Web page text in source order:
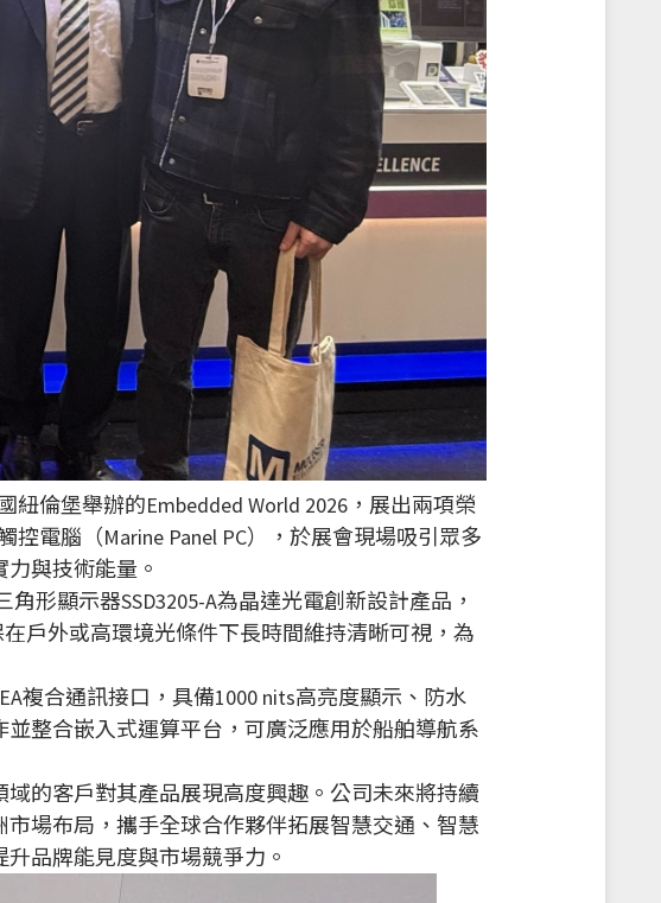
倫堡舉辦的Embedded World 2026，展出兩項榮
電腦（Marine Panel PC），於展會現場吸引眾多
與技術能量。
形顯示器SSD3205-A為晶達光電創新設計產品，
戶外或高環境光條件下長時間維持清晰可視，為
複合通訊接口，具備1000 nits高亮度顯示、防水
整合嵌入式運算平台，可廣泛應用於船舶導航系
的客戶對其產品展現高度興趣。公司未來將持續
場布局，攜手全球合作夥伴拓展智慧交通、智慧
品牌能見度與市場競爭力。